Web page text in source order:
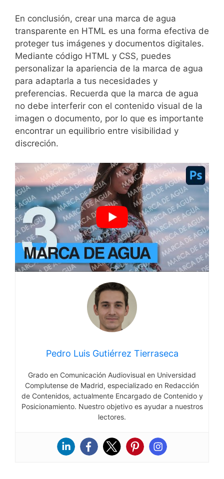
En conclusión, crear una marca de ​agua
transparente en ‍HTML es una forma efectiva de
​proteger tus imágenes​ y documentos digitales.
Mediante código HTML y CSS, puedes
personalizar la apariencia de la marca de agua
para adaptarla​ a tus necesidades y
preferencias. Recuerda⁣ que la marca de agua
no debe interferir con el contenido⁤ visual de la
imagen o documento, por ‍lo que es importante
encontrar un equilibrio entre visibilidad y
discreción.
Pedro Luis Gutiérrez Tierraseca
Grado en Comunicación Audiovisual en Universidad
Complutense de Madrid, especializado en Redacción
de Contenidos, actualmente Encargado de Contenido y
Posicionamiento. Nuestro objetivo es ayudar a nuestros
lectores.